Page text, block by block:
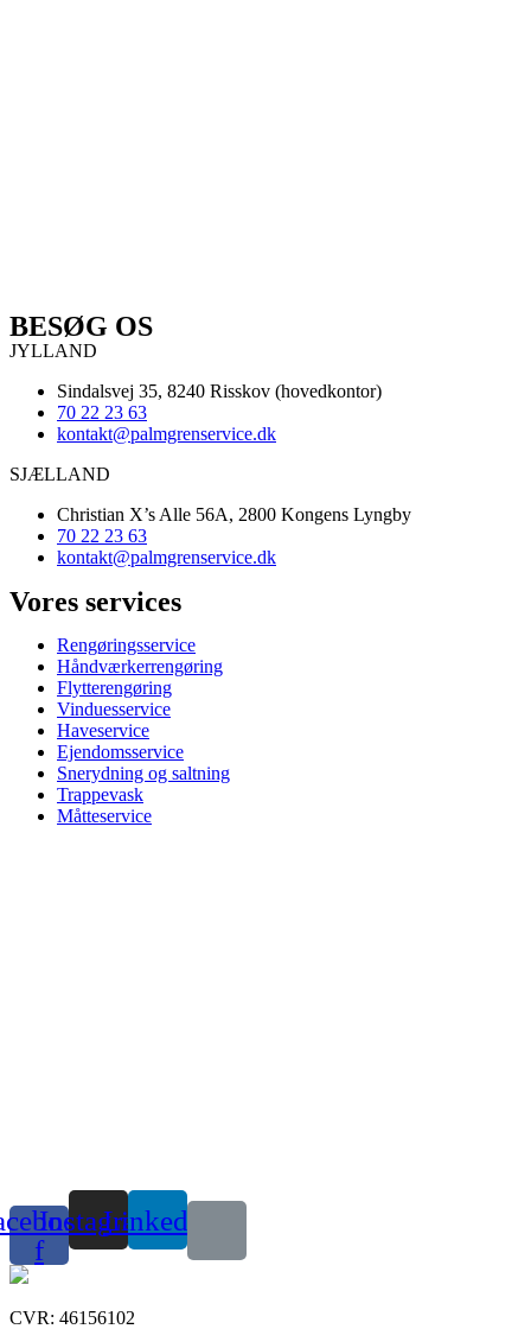
BESØG OS
JYLLAND
Sindalsvej 35, 8240 Risskov (hovedkontor)
70 22 23 63
kontakt@palmgrenservice.dk
SJÆLLAND
Christian X’s Alle 56A, 2800 Kongens Lyngby
70 22 23 63
kontakt@palmgrenservice.dk
Vores services
Rengøringsservice
Håndværkerrengøring
Flytterengøring
Vinduesservice
Haveservice
Ejendomsservice
Snerydning og saltning
Trappevask
Måtteservice
f
Instagram
Linkedin
CVR: 46156102